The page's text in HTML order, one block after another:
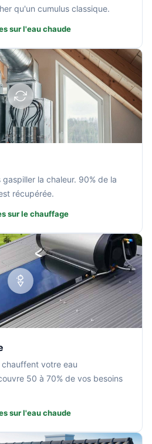
qu'un cumulus classique.
sur l'eau chaude
gaspiller la chaleur. 90% de la
récupérée.
sur le chauffage
votre eau
50 à 70% de vos besoins
sur l'eau chaude